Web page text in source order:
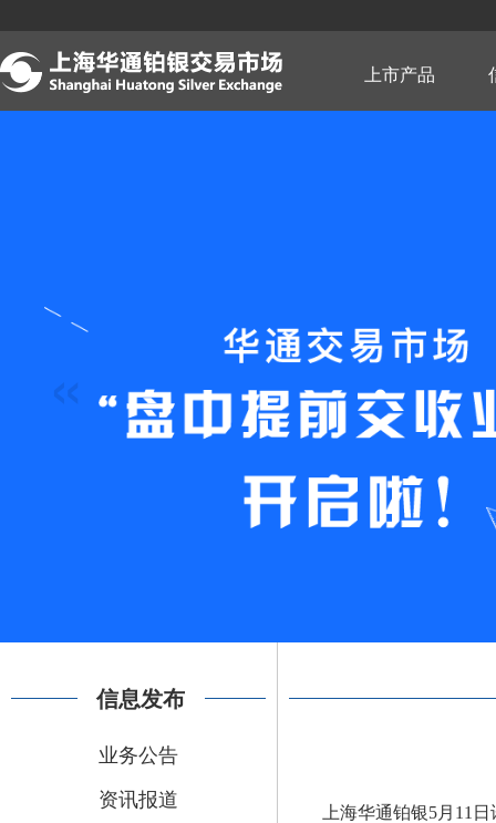
转
到
主
要
内
上市产品
信息发布
业务公告
资讯报道
上海华通铂银5月